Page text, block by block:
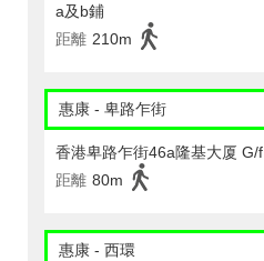
a及b鋪
距離 210m
惠康 - 卑路乍街
香港卑路乍街46a隆基大厦 G/f
距離 80m
惠康 - 西環